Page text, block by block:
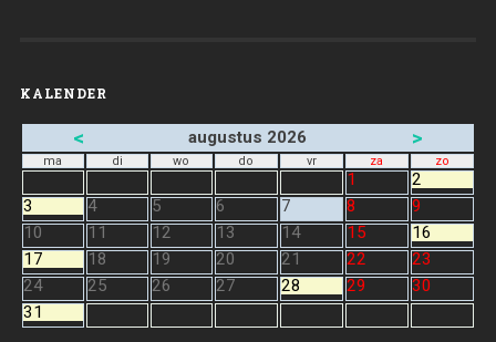
KALENDER
< augustus 2026 >
ma di wo do vr za zo
1
2
3
4 5 6 7 8
9
10
11 12 13 14 15
16
17
18 19 20 21 22
23
24
25 26 27 28 29
30
31